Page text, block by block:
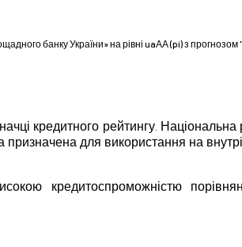
банку України» на рівні uaАА (pi) з прогнозом
кредитного рейтингу.
призначена для використання на
кредитоспроможністю